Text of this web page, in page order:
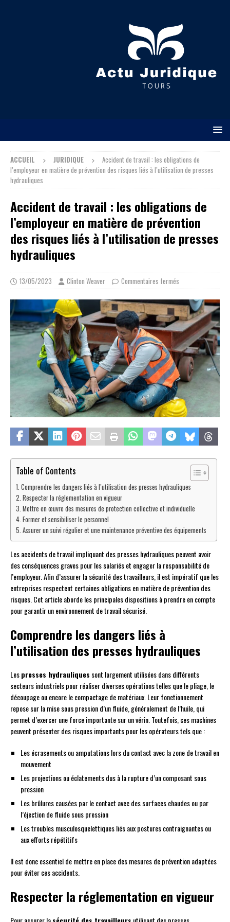
ACCUEIL JURIDIQUE
Accident de travail : les obligations de
l’employeur en matière de prévention des risques liés à l’utilisation de presses
hydrauliques
Accident de travail : les obligations de
l’employeur en matière de prévention
des risques liés à l’utilisation de presses
hydrauliques
13/05/2023 Clinton Weaver Commentaires fermés
Table of Contents
Comprendre les dangers liés à l’utilisation des presses hydrauliques
Respecter la réglementation en vigueur
Mettre en œuvre des mesures de protection collective et individuelle
Former et sensibiliser le personnel
Assurer un suivi régulier et une maintenance préventive des équipements
Les accidents de travail impliquant des presses hydrauliques peuvent avoir
des conséquences graves pour les salariés et engager la responsabilité de
l’employeur. Afin d’assurer la sécurité des travailleurs, il est impératif que les
entreprises respectent certaines obligations en matière de prévention des
risques. Cet article aborde les principales dispositions à prendre en compte
pour garantir un environnement de travail sécurisé.
Comprendre les dangers liés à
l’utilisation des presses hydrauliques
Lespresses hydrauliques sont largement utilisées dans différents
secteurs industriels pour réaliser diverses opérations telles que le pliage, le
découpage ou encore le compactage de matériaux. Leur fonctionnement
repose sur la mise sous pression d’un fluide, généralement de l’huile, qui
permet d’exercer une force importante sur un vérin. Toutefois, ces machines
peuvent présenter des risques importants pour les opérateurs tels que :
Les écrasements ou amputations lors du contact avec la zone de travail en
mouvement
Les projections ou éclatements dus à la rupture d’un composant sous
pression
Les brûlures causées par le contact avec des surfaces chaudes ou par
l’éjection de fluide sous pression
Les troubles musculosquelettiques liés aux postures contraignantes ou
aux efforts répétitifs
Il est donc essentiel de mettre en place des mesures de prévention adaptées
pour éviter ces accidents.
Respecter la réglementation en vigueur